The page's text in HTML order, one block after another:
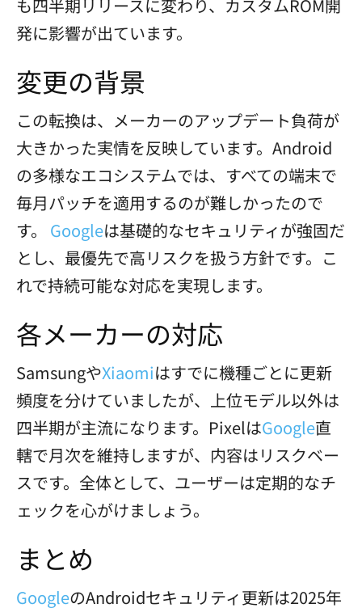
も四半期リリースに変わり、カスタムROM開
発に影響が出ています。
変更の背景
この転換は、メーカーのアップデート負荷が
大きかった実情を反映しています。Android
の多様なエコシステムでは、すべての端末で
毎月パッチを適用するのが難しかったので
す。 Googleは基礎的なセキュリティが強固だ
とし、最優先で高リスクを扱う方針です。こ
れで持続可能な対応を実現します。
各メーカーの対応
SamsungやXiaomiはすでに機種ごとに更新
頻度を分けていましたが、上位モデル以外は
四半期が主流になります。PixelはGoogle直
轄で月次を維持しますが、内容はリスクベー
スです。全体として、ユーザーは定期的なチ
ェックを心がけましょう。
まとめ
GoogleのAndroidセキュリティ更新は2025年